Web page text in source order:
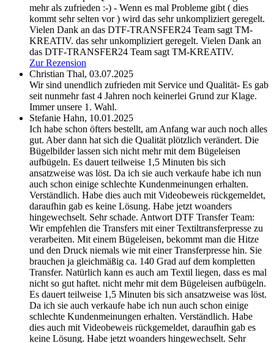
mehr als zufrieden :-) - Wenn es mal Probleme gibt ( dies
kommt sehr selten vor ) wird das sehr unkompliziert geregelt.
Vielen Dank an das DTF-TRANSFER24 Team sagt TM-
KREATIV. das sehr unkompliziert geregelt. Vielen Dank an
das DTF-TRANSFER24 Team sagt TM-KREATIV.
Zur Rezension
Christian Thal, 03.07.2025
Wir sind unendlich zufrieden mit Service und Qualität- Es gab
seit nunmehr fast 4 Jahren noch keinerlei Grund zur Klage.
Immer unsere 1. Wahl.
Stefanie Hahn, 10.01.2025
Ich habe schon öfters bestellt, am Anfang war auch noch alles
gut. Aber dann hat sich die Qualität plötzlich verändert. Die
Bügelbilder lassen sich nicht mehr mit dem Bügeleisen
aufbügeln. Es dauert teilweise 1,5 Minuten bis sich
ansatzweise was löst. Da ich sie auch verkaufe habe ich nun
auch schon einige schlechte Kundenmeinungen erhalten.
Verständlich. Habe dies auch mit Videobeweis rückgemeldet,
daraufhin gab es keine Lösung. Habe jetzt woanders
hingewechselt. Sehr schade. Antwort DTF Transfer Team:
Wir empfehlen die Transfers mit einer Textiltransferpresse zu
verarbeiten. Mit einem Bügeleisen, bekommt man die Hitze
und den Druck niemals wie mit einer Transferpresse hin. Sie
brauchen ja gleichmäßig ca. 140 Grad auf dem kompletten
Transfer. Natürlich kann es auch am Textil liegen, dass es mal
nicht so gut haftet. nicht mehr mit dem Bügeleisen aufbügeln.
Es dauert teilweise 1,5 Minuten bis sich ansatzweise was löst.
Da ich sie auch verkaufe habe ich nun auch schon einige
schlechte Kundenmeinungen erhalten. Verständlich. Habe
dies auch mit Videobeweis rückgemeldet, daraufhin gab es
keine Lösung. Habe jetzt woanders hingewechselt. Sehr